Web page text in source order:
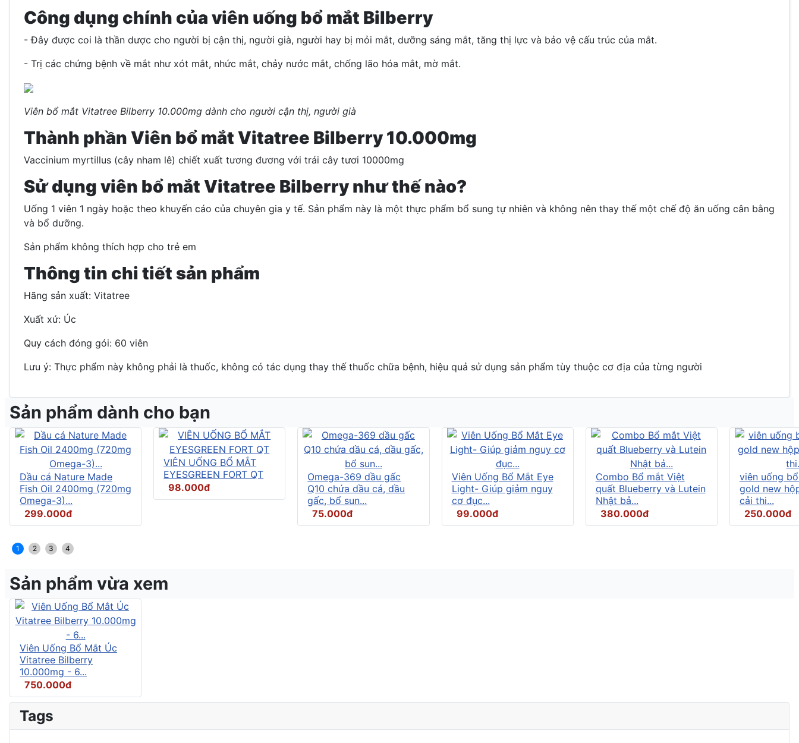
Công dụng chính của viên uống bổ mắt Bilberry
- Đây được coi là thần dược cho người bị cận thị, người già, người hay bị mỏi mắt, dưỡng sáng mắt, tăng thị lực và bảo vệ cấu trúc của mắt.
- Trị các chứng bệnh về mắt như xót mắt, nhức mắt, chảy nước mắt, chống lão hóa mắt, mờ mắt.
Viên bổ mắt Vitatree Bilberry 10.000mg dành cho người cận thị, người già
Thành phần Viên bổ mắt Vitatree Bilberry 10.000mg
Vaccinium myrtillus (cây nham lê) chiết xuất tương đương với trái cây tươi 10000mg
Sử dụng viên bổ mắt Vitatree Bilberry như thế nào?
Uống 1 viên 1 ngày hoặc theo khuyến cáo của chuyên gia y tế. Sản phẩm này là một thực phẩm bổ sung tự nhiên và không nên thay thế một chế độ ăn uống cân bằng
và bổ dưỡng.
Sản phẩm không thích hợp cho trẻ em
Thông tin chi tiết sản phẩm
Hãng sản xuất: Vitatree
Xuất xứ: Úc
Quy cách đóng gói: 60 viên
Lưu ý: Thực phẩm này không phải là thuốc, không có tác dụng thay thế thuốc chữa bệnh, hiệu quả sử dụng sản phẩm tùy thuộc cơ địa của từng người
Sản phẩm dành cho bạn
Dầu cá Nature Made
Fish Oil 2400mg (720mg
Omega-3)...
299.000đ
VIÊN UỐNG BỔ MẮT
EYESGREEN FORT QT
98.000đ
Omega-369 dầu gấc
Q10 chứa dầu cá, dầu
gấc, bổ sun...
75.000đ
Viên Uống Bổ Mắt Eye
Light- Giúp giảm nguy
cơ đục...
99.000đ
Combo Bổ mắt Việt
quất Blueberry và Lutein
Nhật bả...
380.000đ
viên uống
gold new
cải thi...
250.000đ
1 2 3 4
Sản phẩm vừa xem
Viên Uống Bổ Mắt Úc
Vitatree Bilberry
10.000mg - 6...
750.000đ
Tags